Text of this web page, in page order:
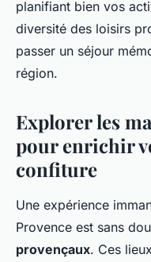
planifiant bien vos
diversité des loisirs
passer un séjour
région.
Explorer les
pour enrichir
confiture
Une expérience
Provence est sans
provençaux. Ces